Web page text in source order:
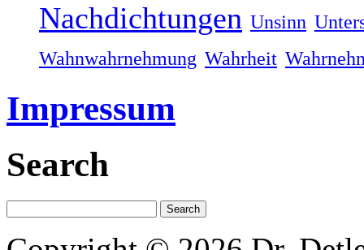
Nachdichtungen Unsinn
Wahnwahrnehmung Wahrheit
Impressum
Search